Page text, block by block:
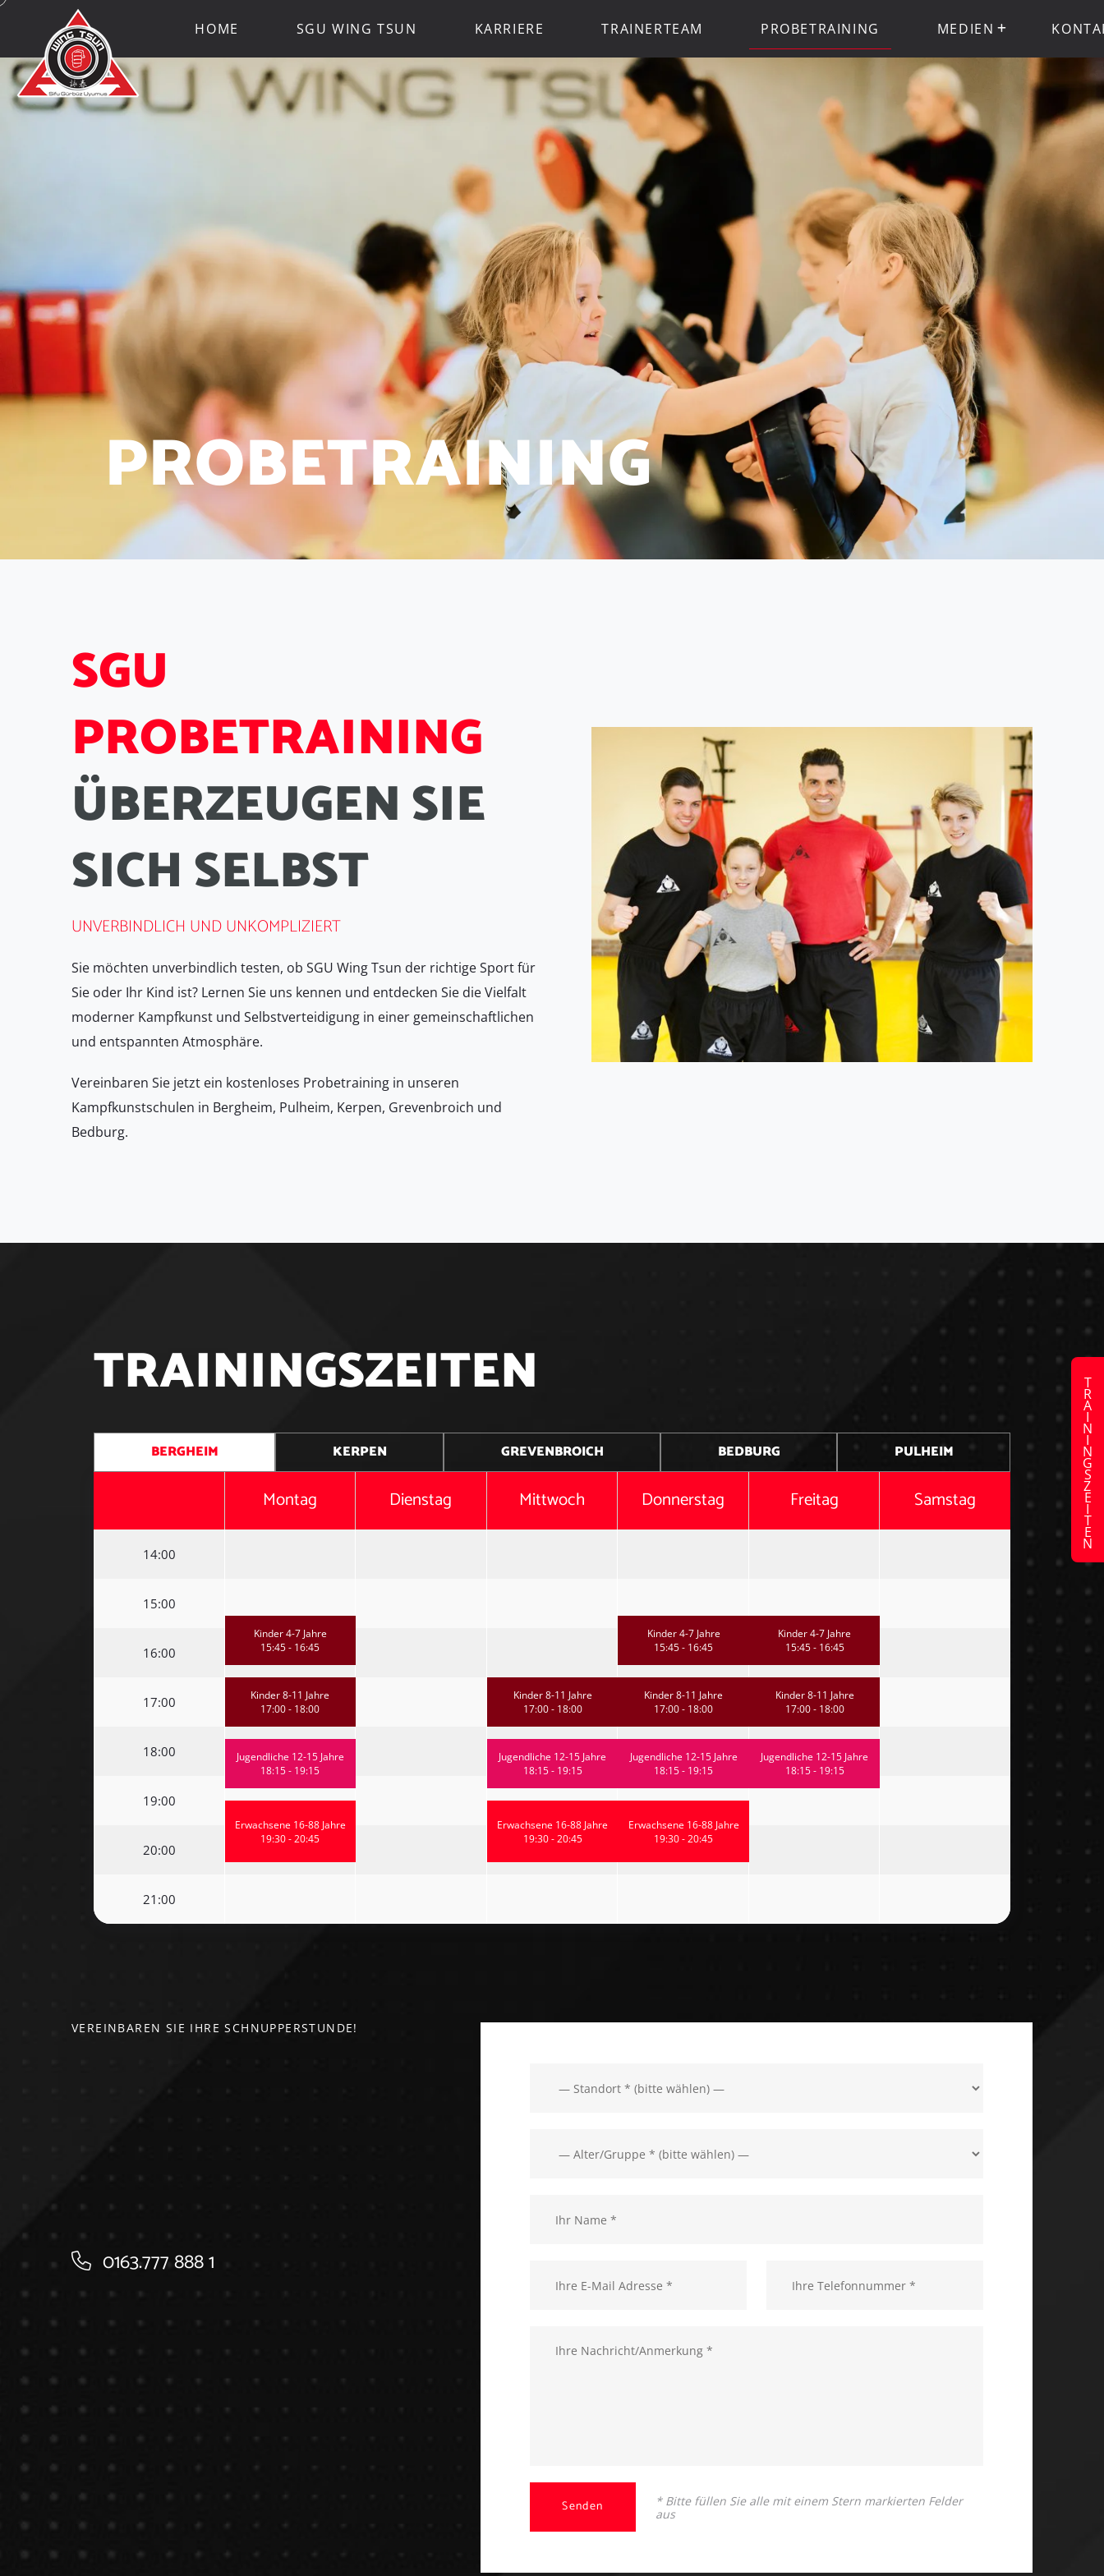
HOME SGU WING TSUN KARRIERE TRAINERTEAM PROBETRAINING MEDIEN
PROBETRAINING
SGU
PROBETRAINING
ÜBERZEUGENSIE
SICHSELBST
UNVERBINDLICH UND UNKOMPLIZIERT
Sie möchten unverbindlich testen, ob SGU Wing Tsun der richtige Sport für
Sie oder Ihr Kind ist? Lernen Sie uns kennen und entdecken Sie die Vielfalt
moderner Kampfkunst und Selbstverteidigung in einer gemeinschaftlichen
und entspannten Atmosphäre.
Vereinbaren Sie jetzt ein kostenloses Probetraining in unseren
Kampfkunstschulen in Bergheim, Pulheim, Kerpen, Grevenbroich und
Bedburg.
TRAININGSZEITEN
BERGHEIM KERPEN GREVENBROICH BEDBURG PULHEIM
14:00
15:00
16:00
17:00
18:00
19:00
20:00
21:00
Montag
Kinder 4-7 Jahre
15:45 - 16:45
Kinder 8-11 Jahre
17:00 - 18:00
Jugendliche 12-15 Jahre
18:15 - 19:15
Erwachsene 16-88 Jahre
19:30 - 20:45
Dienstag Mittwoch
Kinder 8-11 Jahre
17:00 - 18:00
Jugendliche 12-15 Jahre
18:15 - 19:15
Erwachsene 16-88 Jahre
19:30 - 20:45
Donnerstag
Kinder 4-7 Jahre
15:45 - 16:45
Kinder 8-11 Jahre
17:00 - 18:00
Jugendliche 12-15 Jahre
18:15 - 19:15
Erwachsene 16-88 Jahre
19:30 - 20:45
Freitag
Kinder 4-7 Jahre
15:45 - 16:45
Kinder 8-11 Jahre
17:00 - 18:00
Jugendliche 12-15 Jahre
18:15 - 19:15
Samstag
VEREINBAREN SIE IHRE SCHNUPPERSTUNDE!
0163.777 888 1
Senden
* Bitte füllen Sie alle mit einem Stern markierten Felder
aus
TRAININGSZEITEN